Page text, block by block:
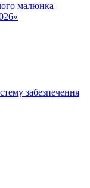
малюнка
забезпечення